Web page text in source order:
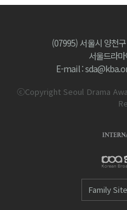
(07995) 서울시 양천
서울드라
E-mail :
ⓒCopyright Seoul Drama